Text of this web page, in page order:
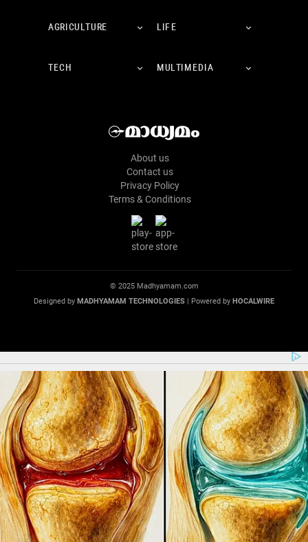
AGRICULTURE LIFE
TECH MULTIMEDIA
About us
Contact us
Privacy Policy
Terms & Conditions
© 2025 Madhyamam.com
Designed by MADHYAMAM TECHNOLOGIES | Powered by HOCALWIRE